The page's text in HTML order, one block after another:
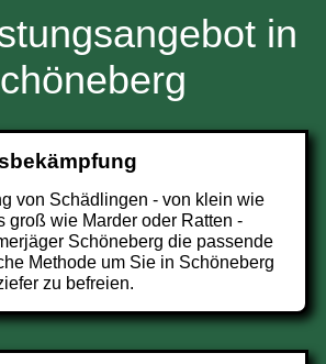
in
von Schädlingen - von klein wie
groß wie Marder oder Ratten -
Schöneberg die passende
Methode um Sie in Schöneberg
zu befreien.